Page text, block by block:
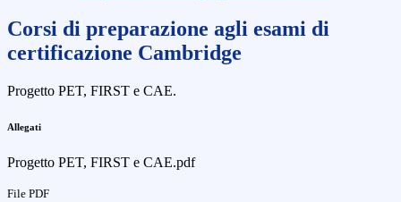
Corsi di preparazione agli esami di
certificazione Cambridge
Progetto PET, FIRST e CAE.
Allegati
Progetto PET, FIRST e CAE.pdf
File PDF